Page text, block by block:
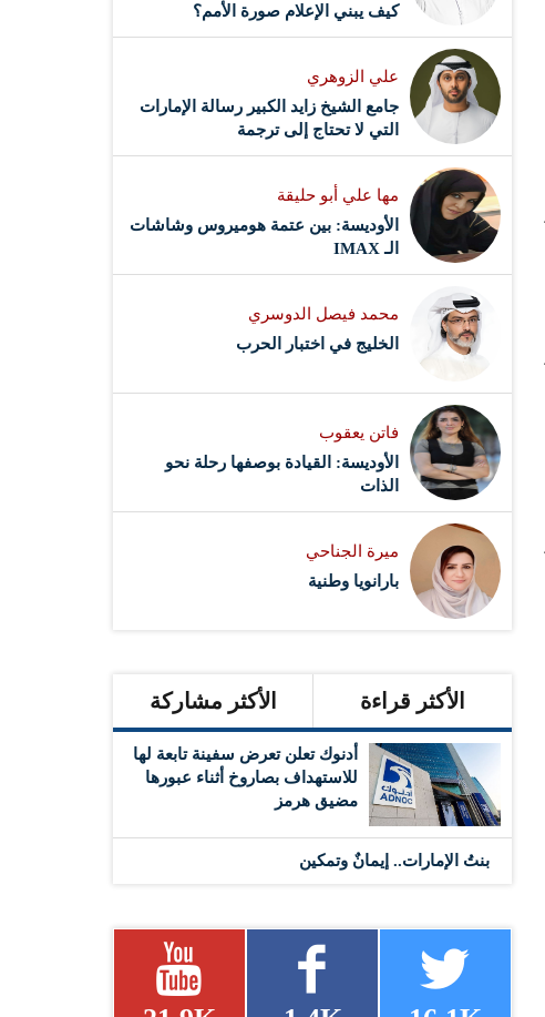
كيف يبني الإعلام صورة الأمم؟
علي الزوهري
جامع الشيخ زايد الكبير رسالة الإمارات
التي لا تحتاج إلى ترجمة
مها علي أبو حليقة
الأوديسة: بين عتمة هوميروس وشاشات
الـ IMAX
محمد فيصل الدوسري ​
‏الخليج في اختبار الحرب
فاتن يعقوب
الأوديسة: القيادة بوصفها رحلة نحو
الذات
ميرة الجناحي
بارانويا وطنية
الأكثر قراءة الأكثر مشاركة
أدنوك تعلن تعرض سفينة تابعة لها
للاستهداف بصاروخ أثناء عبورها
مضيق هرمز
بنتُ الإمارات.. إيمانٌ وتمكين